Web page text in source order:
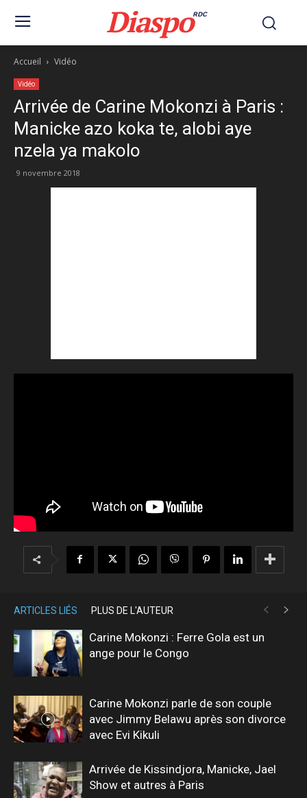
DiaspoRDC
Accueil Vidéo
Vidéo
Arrivée de Carine Mokonzi à Paris :
Manicke azo koka te, alobi aye
nzela ya makolo
9 novembre 2018
ARTICLES LIÉS PLUS DE L'AUTEUR
Carine Mokonzi : Ferre Gola est un
ange pour le Congo
Carine Mokonzi parle de son couple
avec Jimmy Belawu après son divorce
avec Evi Kikuli
Arrivée de Kissindjora, Manicke, Jael
Show et autres à Paris